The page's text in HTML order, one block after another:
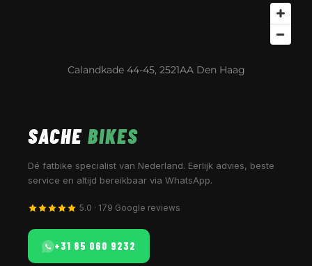
Calandkade 44-45, 2521AA Den Haag
SACHE BIKES
Dé fatbike specialist van Nederland. Eerlijk advies, beste
service en altijd bereikbaar via WhatsApp.
5.0 · 179 Google reviews
+31 85 060 9232